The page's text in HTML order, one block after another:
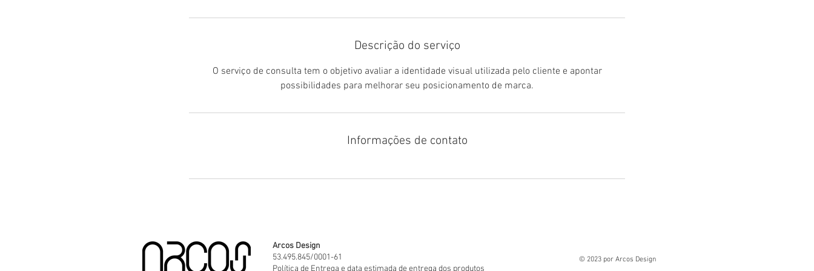
Descrição do serviço
O serviço de consulta tem o objetivo avaliar a identidade visual utilizada pelo cliente e apontar
possibilidades para melhorar seu posicionamento de marca.
Informações de contato
Arcos Design
53.495.845/0001-61
Política de Entrega e data estimada de entrega dos produtos
© 2023 por Arcos Design